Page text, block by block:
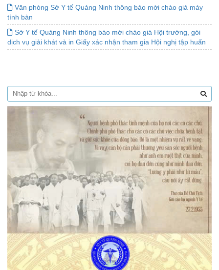
Văn phòng Sở Y tế Quảng Ninh thông báo mời chào giá máy
tính bàn
Sở Y tế Quảng Ninh thông báo mời chào giá Hội trường, gói
dịch vụ giải khát và in Giấy xác nhận tham gia Hội nghị tập huấn